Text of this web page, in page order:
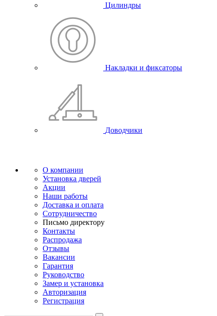
Цилиндры
Накладки и фиксаторы
Доводчики
О компании
Установка дверей
Акции
Наши работы
Доставка и оплата
Сотрудничество
Письмо директору
Контакты
Распродажа
Отзывы
Вакансии
Гарантия
Руководство
Замер и установка
Авторизация
Регистрация